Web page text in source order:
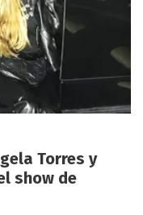
Torres y
show de